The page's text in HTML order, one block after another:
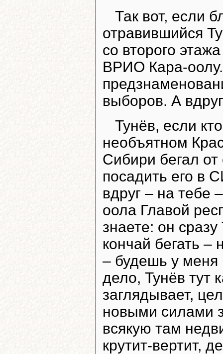
Так вот, если
отравившийся
со второго
ВРИО Кара-
выборов. А
Тунёв, если
необъятном
Сибири бегал
посадить его в
вдруг – на тебе
оола Главой
знаете: он
кончай бегать –
– будешь у меня
дело, Тунёв тут
заглядывает,
новыми силами
всякую там
крутит-вертит,